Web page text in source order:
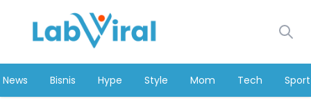
News Bisnis Hype Style Mom Tech Sport